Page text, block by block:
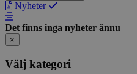
Nyheter
Det finns inga nyheter ännu
×
Välj kategori